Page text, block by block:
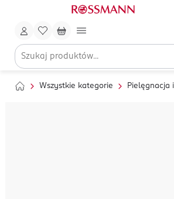
Wszystkie kategorie Pielęgnacja